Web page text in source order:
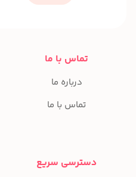
تماس با ما
درباره ما
تماس با ما
دسترسی سریع